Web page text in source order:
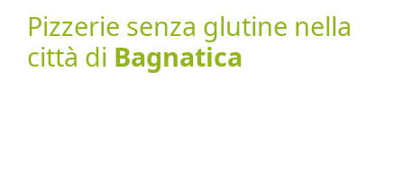
Pizzerie senza glutine nella
città di Bagnatica